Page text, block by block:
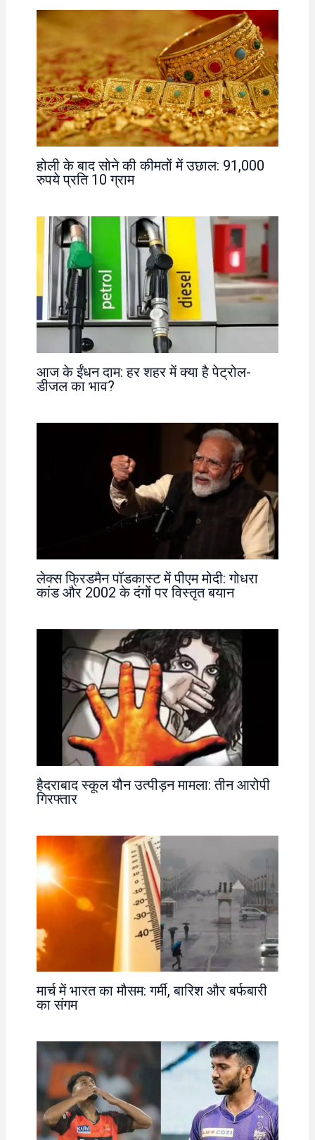
होली के बाद सोने की कीमतों में उछाल: 91,000
रुपये प्रति 10 ग्राम
आज के ईंधन दाम: हर शहर में क्या है पेट्रोल-
डीजल का भाव?
लेक्स फ्रिडमैन पॉडकास्ट में पीएम मोदी: गोधरा
कांड और 2002 के दंगों पर विस्तृत बयान
हैदराबाद स्कूल यौन उत्पीड़न मामला: तीन आरोपी
गिरफ्तार
मार्च में भारत का मौसम: गर्मी, बारिश और बर्फबारी
का संगम